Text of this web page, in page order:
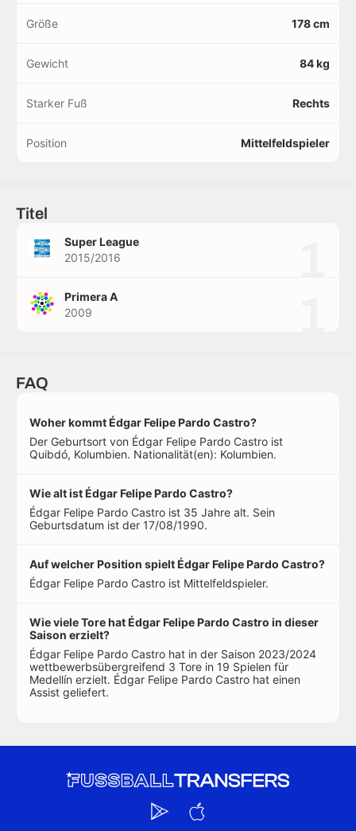
Größe 178 cm
Gewicht 84 kg
Starker Fuß Rechts
Position Mittelfeldspieler
Titel
Super League
2015/2016
Primera A
2009
FAQ
Woher kommt Édgar Felipe Pardo Castro?
Der Geburtsort von Édgar Felipe Pardo Castro ist
Quibdó, Kolumbien. Nationalität(en): Kolumbien.
Wie alt ist Édgar Felipe Pardo Castro?
Édgar Felipe Pardo Castro ist 35 Jahre alt. Sein
Geburtsdatum ist der 17/08/1990.
Auf welcher Position spielt Édgar Felipe Pardo Castro?
Édgar Felipe Pardo Castro ist Mittelfeldspieler.
Wie viele Tore hat Édgar Felipe Pardo Castro in dieser
Saison erzielt?
Édgar Felipe Pardo Castro hat in der Saison 2023/2024
wettbewerbsübergreifend 3 Tore in 19 Spielen für
Medellín erzielt. Édgar Felipe Pardo Castro hat einen
Assist geliefert.